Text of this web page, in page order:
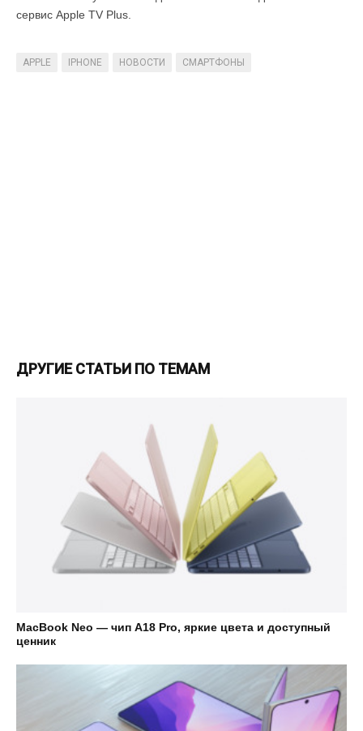
сервис Apple TV Plus.
APPLE IPHONE НОВОСТИ СМАРТФОНЫ
ДРУГИЕ СТАТЬИ ПО ТЕМАМ
MacBook Neo — чип A18 Pro, яркие цвета и доступный
ценник